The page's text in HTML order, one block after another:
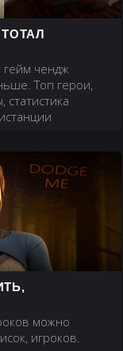
гейм чендж
Топ герои,
можно
игроков.